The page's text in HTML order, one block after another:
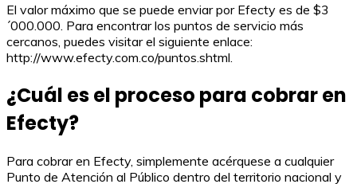
El valor máximo que se puede enviar por Efecty es de $3
´000.000. Para encontrar los puntos de servicio más
cercanos, puedes visitar el siguiente enlace:
http://www.efecty.com.co/puntos.shtml.
¿Cuál es el proceso para cobrar en
Efecty?
Para cobrar en Efecty, simplemente acérquese a cualquier
Punto de Atención al Público dentro del territorio nacional y